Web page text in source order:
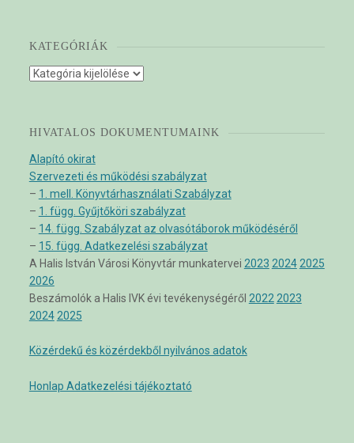
KATEGÓRIÁK
Kategóriák
HIVATALOS DOKUMENTUMAINK
Alapító okirat
Szervezeti és működési szabályzat
– 1. mell. Könyvtárhasználati Szabályzat
– 1. függ. Gyűjtőköri szabályzat
– 14. függ. Szabályzat az olvasótáborok működéséről
– 15. függ. Adatkezelési szabályzat
A Halis István Városi Könyvtár munkatervei 2023 2024 2025
2026
Beszámolók a Halis IVK évi tevékenységéről 2022 2023
2024 2025
Közérdekű és közérdekből nyilvános adatok
Honlap Adatkezelési tájékoztató